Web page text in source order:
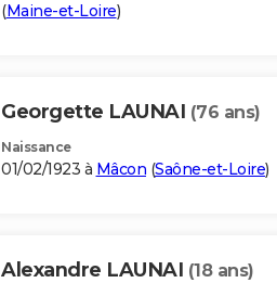
(Maine-et-Loire)
Georgette LAUNAI (76 ans)
Naissance
01/02/1923 à Mâcon (Saône-et-Loire)
Alexandre LAUNAI (18 ans)